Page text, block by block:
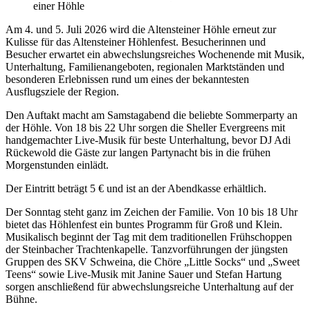
Am 4. und 5. Juli 2026 wird die Altensteiner Höhle erneut zur
Kulisse für das Altensteiner Höhlenfest. Besucherinnen und
Besucher erwartet ein abwechslungsreiches Wochenende mit Musik,
Unterhaltung, Familienangeboten, regionalen Marktständen und
besonderen Erlebnissen rund um eines der bekanntesten
Ausflugsziele der Region.
Den Auftakt macht am Samstagabend die beliebte Sommerparty an
der Höhle. Von 18 bis 22 Uhr sorgen die Sheller Evergreens mit
handgemachter Live-Musik für beste Unterhaltung, bevor DJ Adi
Rückewold die Gäste zur langen Partynacht bis in die frühen
Morgenstunden einlädt.
Der Eintritt beträgt 5 € und ist an der Abendkasse erhältlich.
Der Sonntag steht ganz im Zeichen der Familie. Von 10 bis 18 Uhr
bietet das Höhlenfest ein buntes Programm für Groß und Klein.
Musikalisch beginnt der Tag mit dem traditionellen Frühschoppen
der Steinbacher Trachtenkapelle. Tanzvorführungen der jüngsten
Gruppen des SKV Schweina, die Chöre „Little Socks“ und „Sweet
Teens“ sowie Live-Musik mit Janine Sauer und Stefan Hartung
sorgen anschließend für abwechslungsreiche Unterhaltung auf der
Bühne.